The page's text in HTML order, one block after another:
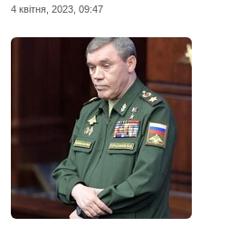
4 квiтня, 2023, 09:47